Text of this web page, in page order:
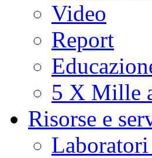
Video
Report
5 X Mille
Risorse e
Laboratori